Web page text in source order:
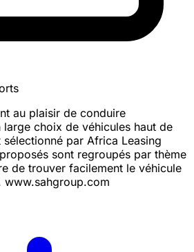
au plaisir de conduire
choix de véhicules haut de
par Africa Leasing
sont regroupés par thème
de trouver facilement le véhicule